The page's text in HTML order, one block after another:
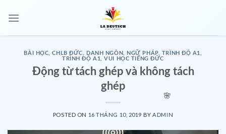
BÀI HỌC ,CHLB ĐỨC DANH NGÔN NGỮ PHÁP, TRÌNH ĐỘ A1
TRÌNH ĐỘ A1
,VUI HỌC TIẾNG ĐỨC
Động từ tách ghép và không tách
ghép
POSTED ON 16 THÁNG 10, 2019 BY ADMIN